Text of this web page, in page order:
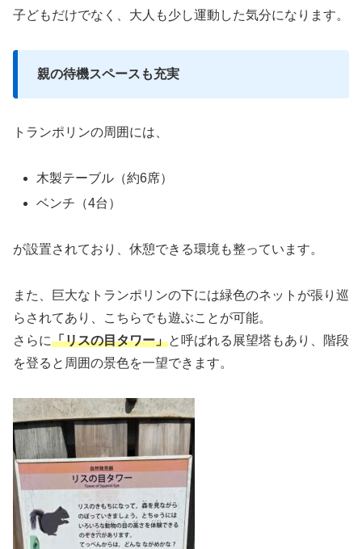
子どもだけでなく、大人も少し運動した気分になります。
親の待機スペースも充実
トランポリンの周囲には、
木製テーブル（約6席）
ベンチ（4台）
が設置されており、休憩できる環境も整っています。
また、巨大なトランポリンの下には緑色のネットが張り巡
らされてあり、こちらでも遊ぶことが可能。
さらに「リスの目タワー」と呼ばれる展望塔もあり、階段
を登ると周囲の景色を一望できます。